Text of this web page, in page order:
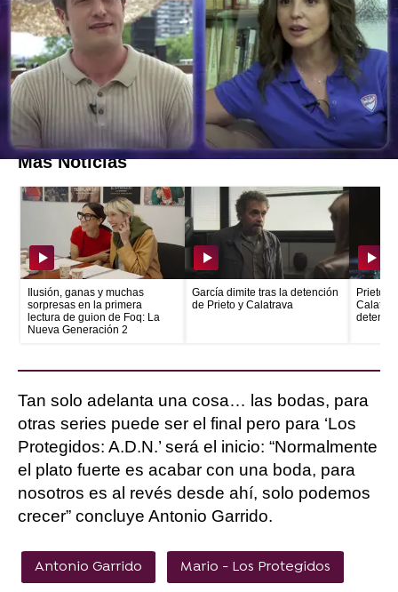
ella y que se verá así una evolución que hasta
ahora, no se sabe hasta dónde podrá llegar.
Una afirmación llena de incógnitas que
solamente podremos desvelar con su estreno
el 18 de diciembre en ATRESplayer PREMIUM.
Más Noticias
Ilusión, ganas y muchas
sorpresas en la primera
lectura de guion de Foq: La
Nueva Generación 2
García dimite tras la detención
de Prieto y Calatrava
Prieto
Tan solo adelanta una cosa… las bodas, para
otras series puede ser el final pero para ‘Los
Protegidos: A.D.N.’ será el inicio: “Normalmente
el plato fuerte es acabar con una boda, para
nosotros es al revés desde ahí, solo podemos
crecer” concluye Antonio Garrido.
Antonio Garrido Mario - Los Protegidos